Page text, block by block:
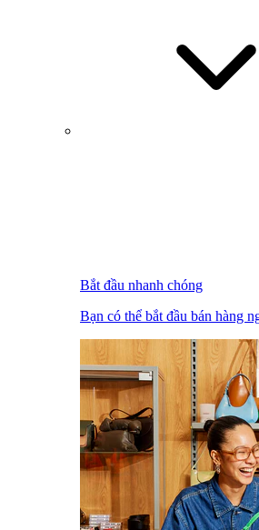
Bắt đầu nhanh chóng
Bạn có thể bắt đầu bán hàng